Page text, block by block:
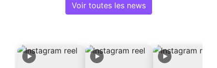
Voir toutes les news